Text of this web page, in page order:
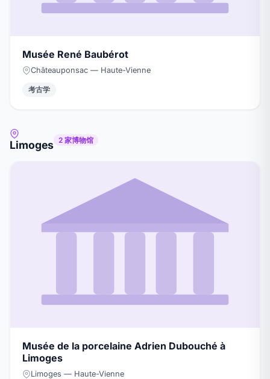
Musée René Baubérot
Châteauponsac — Haute-Vienne
考古学
Limoges 2 家博物馆
Musée de la porcelaine Adrien Dubouché à
Limoges
Limoges — Haute-Vienne